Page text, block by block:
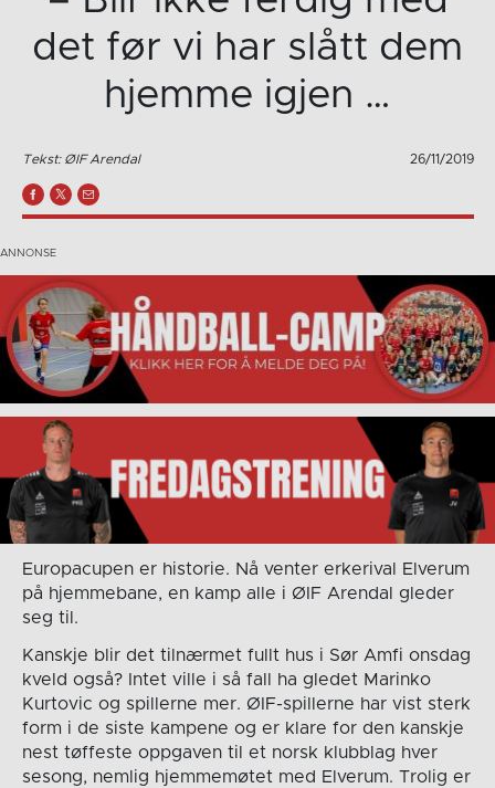
det før vi har slått dem
hjemme igjen …
Tekst: ØIF Arendal 26/11/2019
Europacupen er historie. Nå venter erkerival Elverum
på hjemmebane, en kamp alle i ØIF Arendal gleder
seg til.
Kanskje blir det tilnærmet fullt hus i Sør Amfi onsdag
kveld også? Intet ville i så fall ha gledet Marinko
Kurtovic og spillerne mer. ØIF-spillerne har vist sterk
form i de siste kampene og er klare for den kanskje
nest tøffeste oppgaven til et norsk klubblag hver
sesong, nemlig hjemmemøtet med Elverum. Trolig er